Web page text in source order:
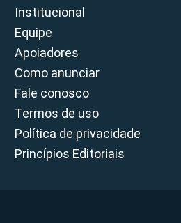
Institucional
Equipe
Apoiadores
Como anunciar
Fale conosco
Termos de uso
Política de privacidade
Princípios Editoriais